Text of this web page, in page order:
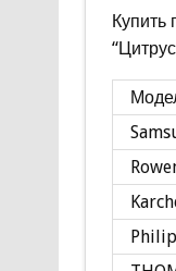
Купить